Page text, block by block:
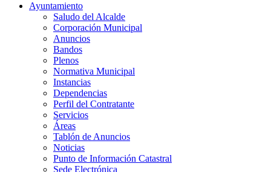
Ayuntamiento
Saludo del Alcalde
Corporación Municipal
Anuncios
Bandos
Plenos
Normativa Municipal
Instancias
Dependencias
Perfil del Contratante
Servicios
Áreas
Tablón de Anuncios
Noticias
Punto de Información Catastral
Sede Electrónica